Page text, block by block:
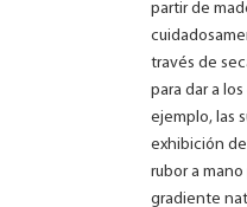
partir de
través de
para dar a
ejemplo, las
exhibición
rubor a
gradiente